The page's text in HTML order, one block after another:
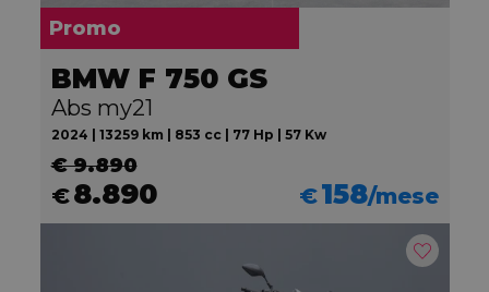
Promo
BMW F 750 GS
Abs my21
2024 | 13259 km | 853 cc | 77 Hp | 57 Kw
€ 9.890
€8.890 €158/mese